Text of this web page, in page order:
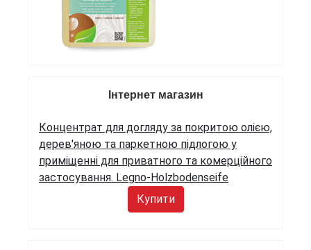
Інтернет магазин
Концентрат для догляду за покритою олією,
дерев'яною та паркетною підлогою у
приміщенні для приватного та комерційного
застосування. Legno-Holzbodenseife
Купити